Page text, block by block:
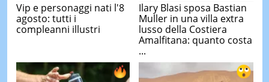
Vip e personaggi nati l'8
agosto: tutti i
compleanni illustri
Ilary Blasi sposa Bastian
Muller in una villa extra
lusso della Costiera
Amalfitana: quanto costa
...